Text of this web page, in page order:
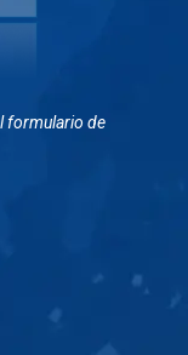
formulario de